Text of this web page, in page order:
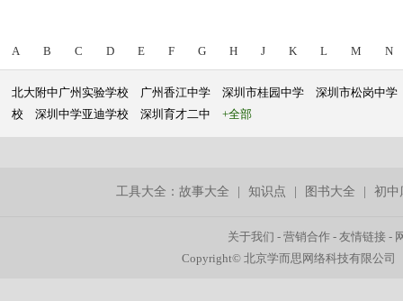
A B C D E F G H J K L M N
北大附中广州实验学校 广州香江中学 深圳市桂园中学
深圳市松岗中学
校
深圳中学亚迪学校 深圳育才二中 +全部
工具大全：故事大全 |知识点 图书大全 |初中
关于我们 -营销合作 -友情链接 -
Copyright© 北京学而思网络科技有限公司